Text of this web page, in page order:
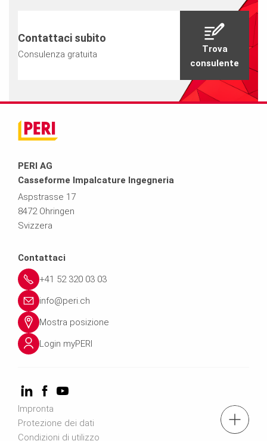
tel.: +41 52 320 03 03
Contattaci subito
Consulenza gratuita
Trova
consulente
PERI AG
Casseforme Impalcature Ingegneria
Aspstrasse 17
8472 Ohringen
Svizzera
Contattaci
+41 52 320 03 03
info@peri.ch
Mostra posizione
Login myPERI
Impronta
Protezione dei dati
Condizioni di utilizzo